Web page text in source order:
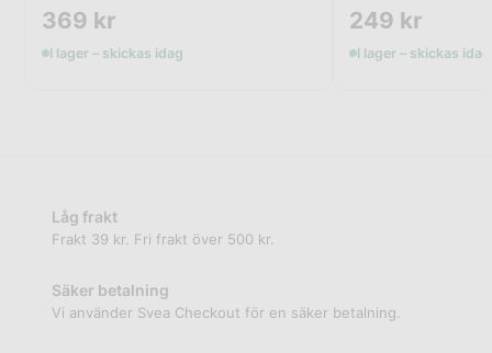
369 kr
I lager – skickas idag
249 kr
I lager – skickas idag
Låg frakt
Frakt 39 kr. Fri frakt över 500 kr.
Säker betalning
Vi använder Svea Checkout för en säker betalning.